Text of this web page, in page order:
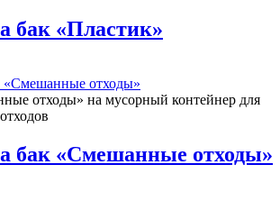
бак «Пластик»
отходы» на мусорный контейнер для
бак «Смешанные отходы»